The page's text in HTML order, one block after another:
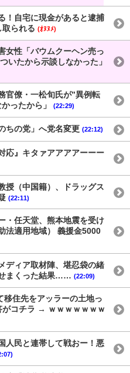
！自宅に現金があると逮捕
られる (ｵﾇﾇﾒ)
女性「バウムクーヘン売っ
いたから示談しなかった」
官僚・一松旬氏が”異例転
ったから」
(22:29)
ちの党」へ党名変更 (22:12)
応』キタァアアアアーーー
授（中国籍）、ドラッグス
(22:11)
・任天堂、熊本地震を受け
法適用地域） 義援金5000
ディア取材陣、堪忍袋の緒
まくった結果…… (22:09)
移住先をアッラーの土地っ
コチラ → ｗｗｗｗｗｗｗ
人民と連帯して戦おー！悪